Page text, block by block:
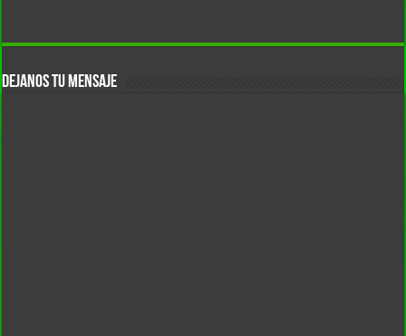
DEJANOS TU MENSAJE